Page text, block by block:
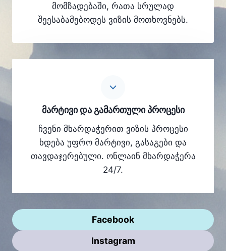
მომზადებაში, რათა სრულად
შეესაბამებოდეს ვიზის მოთხოვნებს.
მარტივი და გამართული პროცესი
ჩვენი მხარდაჭერით ვიზის პროცესი
ხდება უფრო მარტივი, გასაგები და
თავდაჯერებული. ონლაინ მხარდაჭერა
24/7.
Facebook
Instagram